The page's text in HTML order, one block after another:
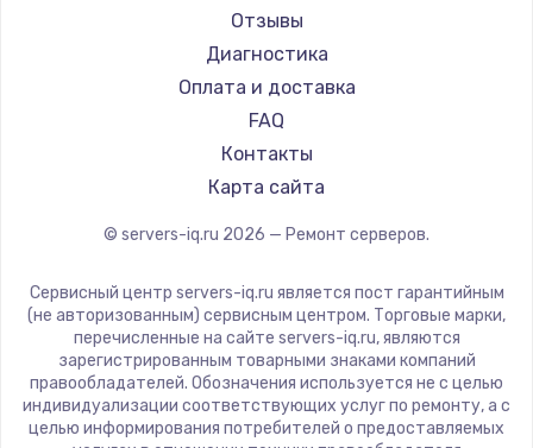
Замена электроконфорки
1300 руб.
Заказать
Техобслуживание
900 руб.
Заказать
Установка / подключение / демонтаж
1300 руб.
Заказать
Прошивка
Отзывы
Диагностика
Оплата и доставка
FAQ
Контакты
Карта сайта
© servers-iq.ru 2026 — Ремонт серверов.
Сервисный центр servers-iq.ru является пост гарантийным
(не авторизованным) сервисным центром. Торговые марки,
перечисленные на сайте servers-iq.ru, являются
зарегистрированным товарными знаками компаний
правообладателей. Обозначения используется не с целью
индивидуализации соответствующих услуг по ремонту, а с
целью информирования потребителей о предоставляемых